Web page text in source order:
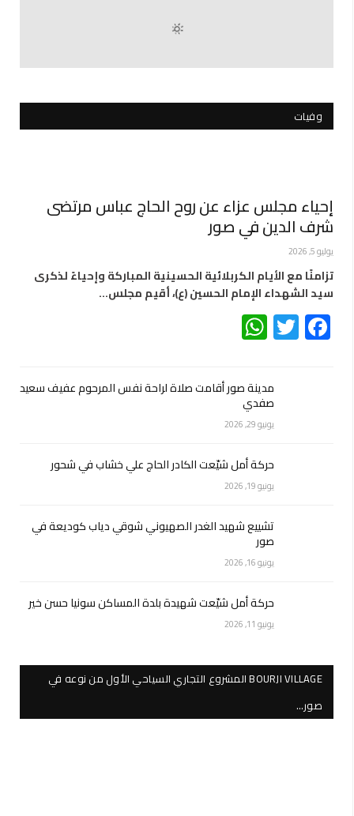
وفيات
إحياء مجلس عزاء عن روح الحاج عباس مرتضى
شرف الدين في صور
يوليو 5, 2026
تزامنًا مع الأيام الكربلائية الحسينية المباركة وإحياءً لذكرى
سيد الشهداء الإمام الحسين (ع)، أقيم مجلس…
Facebook
Twitter
مدينة صور أقامت صلاة لراحة نفس المرحوم عفيف سعيد
صفدي
يونيو 29, 2026
حركة أمل شيّعت الكادر الحاج علي خشاب في شحور
يونيو 19, 2026
تشييع شهيد الغدر الصهيوني شوقي دياب كوديعة في
صور
يونيو 16, 2026
حركة أمل شيّعت شهيدة بلدة المساكن سونيا حسن خير
يونيو 11, 2026
BOURJI VILLAGE المشروع التجاري السياحي الأول من نوعه في
صور…